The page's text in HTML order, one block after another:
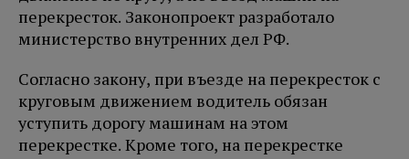
перекресток. Законопроект разработало
министерство внутренних дел РФ.
Согласно закону, при въезде на перекресток с
круговым движением водитель обязан
уступить дорогу машинам на этом
перекрестке. Кроме того, на перекрестке